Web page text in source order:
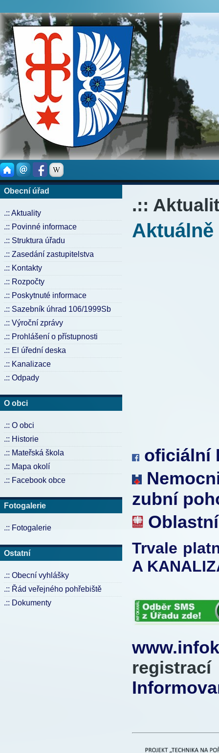
Obecní úřad
.:: Aktuality
.:: Povinné informace
.:: Struktura úřadu
.:: Zasedání zastupitelstva
.:: Kontakty
.:: Rozpočty
.:: Poskytnuté informace
.:: Sazebník úhrad 106/1999Sb
.:: Výroční zprávy
.:: Prohlášení o přístupnosti
.:: El úřední deska
.:: Kanalizace
.:: Odpady
O obci
.:: O obci
.:: Historie
.:: Mateřská škola
.:: Mapa okolí
.:: Facebook obce
Fotogalerie
.:: Fotogalerie
Ostatní
.:: Obecní vyhlášky
.:: Řád veřejného pohřebiště
.:: Dokumenty
.::
oficiální
zubní
Trvale
A